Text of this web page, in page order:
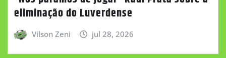
eliminação do Luverdense
Vilson Zeni jul 28, 2026